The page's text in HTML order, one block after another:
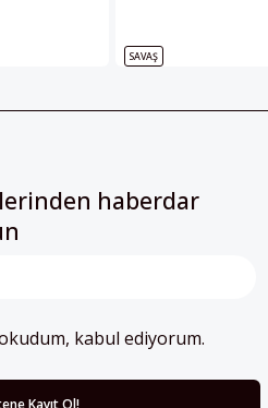
SAVAŞ
haberdar
kabul ediyorum.